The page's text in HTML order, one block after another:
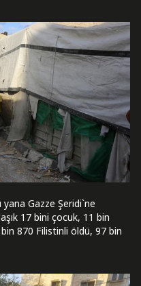
Gazze Şeridi`ne
17 bini çocuk, 11 bin
870 Filistinli öldü, 97 bin